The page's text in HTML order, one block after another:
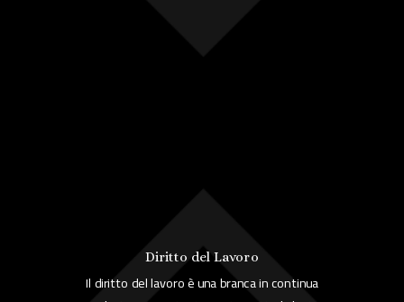
Diritto del Lavoro
Il diritto del lavoro è una branca in continua